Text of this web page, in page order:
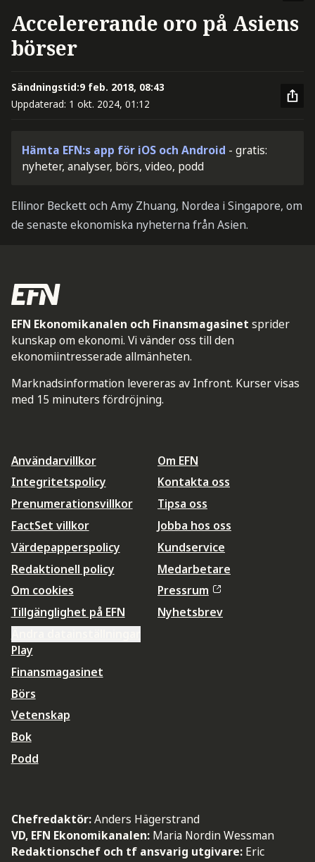
Accelererande oro på Asiens
börser
Sändningstid:9 feb. 2018, 08:43
Uppdaterad: 1 okt. 2024, 01:12
Hämta EFN:s app för iOS och Android - gratis:
nyheter, analyser, börs, video, podd
Ellinor Beckett och Amy Zhuang, Nordea i Singapore, om
de senaste ekonomiska nyheterna från Asien.
EFN Ekonomikanalen och Finansmagasinet sprider
kunskap om ekonomi. Vi vänder oss till den
ekonomiintresserade allmänheten.
Marknadsinformation levereras av Infront. Kurser visas
med 15 minuters fördröjning.
Användarvillkor
Integritetspolicy
Prenumerationsvillkor
FactSet villkor
Värdepapperspolicy
Redaktionell policy
Om cookies
Tillgänglighet på EFN
Om EFN
Kontakta oss
Tipsa oss
Jobba hos oss
Kundservice
Medarbetare
Pressrum
Nyhetsbrev
Play
Finansmagasinet
Börs
Vetenskap
Bok
Podd
Chefredaktör:Anders Hägerstrand
VD, EFN Ekonomikanalen: Maria Nordin Wessman
Redaktionschef och tf ansvarig utgivare: Eric